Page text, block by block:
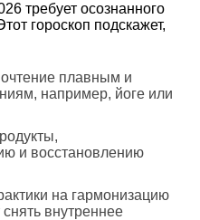
требует осознанного
гороскоп подскажет,
плавным и
например, йоге или
и восстановлению
на гармонизацию
внутреннее